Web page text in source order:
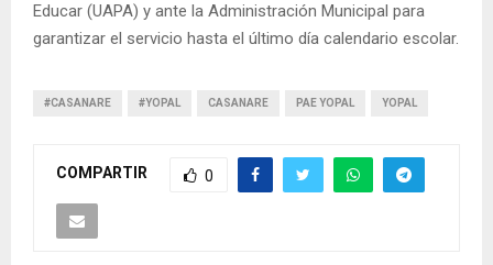
Educar (UAPA) y ante la Administración Municipal para
garantizar el servicio hasta el último día calendario escolar.
#CASANARE #YOPAL CASANARE PAE YOPAL YOPAL
COMPARTIR 0